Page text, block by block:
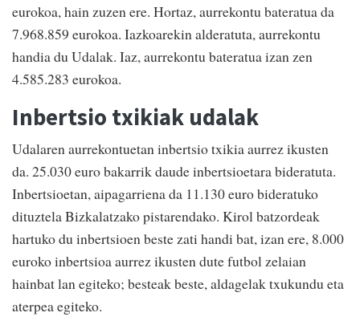
eurokoa, hain zuzen ere. Hortaz, aurrekontu bateratua da
7.968.859 eurokoa. Iazkoarekin alderatuta, aurrekontu
handia du Udalak. Iaz, aurrekontu bateratua izan zen
4.585.283 eurokoa.
Inbertsio txikiak udalak
Udalaren aurrekontuetan inbertsio txikia aurrez ikusten
da. 25.030 euro bakarrik daude inbertsioetara bideratuta.
Inbertsioetan, aipagarriena da 11.130 euro bideratuko
dituztela Bizkalatzako pistarendako. Kirol batzordeak
hartuko du inbertsioen beste zati handi bat, izan ere, 8.000
euroko inbertsioa aurrez ikusten dute futbol zelaian
hainbat lan egiteko; besteak beste, aldagelak txukundu eta
aterpea egiteko.